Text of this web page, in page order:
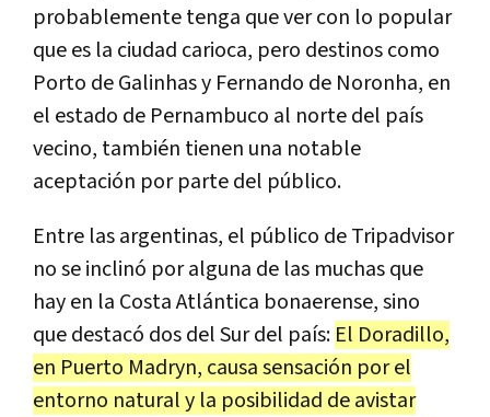
probablemente tenga que ver con lo popular
que es la ciudad carioca, pero destinos como
Porto de Galinhas y Fernando de Noronha, en
el estado de Pernambuco al norte del país
vecino, también tienen una notable
aceptación por parte del público.
Entre las argentinas, el público de Tripadvisor
no se inclinó por alguna de las muchas que
hay en la Costa Atlántica bonaerense, sino
que destacó dos del Sur del país: El Doradillo,
en Puerto Madryn, causa sensación por el
entorno natural y la posibilidad de avistar